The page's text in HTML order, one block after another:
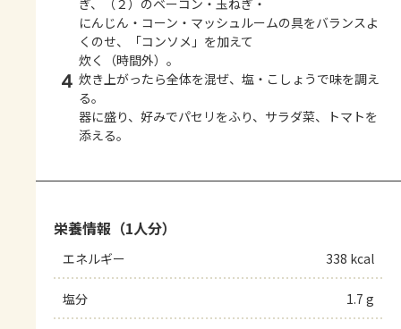
ぎ、（２）のベーコン・玉ねぎ・
にんじん・コーン・マッシュルームの具をバランスよ
くのせ、「コンソメ」を加えて
炊く（時間外）。
4 炊き上がったら全体を混ぜ、塩・こしょうで味を調え
る。
器に盛り、好みでパセリをふり、サラダ菜、トマトを
添える。
栄養情報（1人分）
エネルギー 338 kcal
塩分 1.7 g